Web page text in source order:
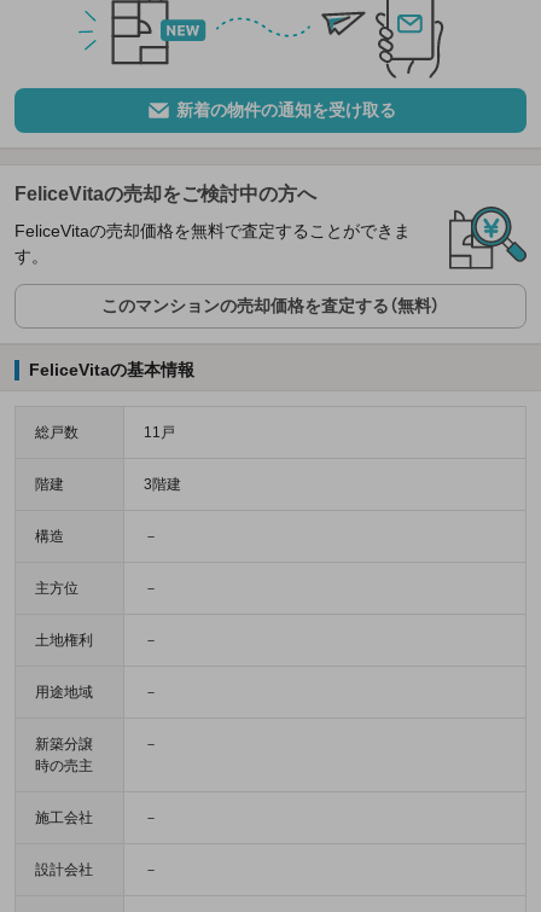
新着の物件の通知を受け取る
FeliceVitaの売却をご検討中の方へ
FeliceVitaの売却価格を無料で査定することができま
す。
このマンションの売却価格を査定する（無料）
FeliceVitaの基本情報
総戸数 11戸
階建 3階建
構造 －
主方位 －
土地権利 －
用途地域 －
新築分譲
時の売主
－
施工会社 －
設計会社 －